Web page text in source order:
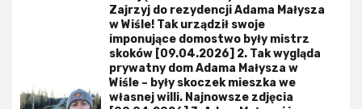
Zajrzyj do rezydencji Adama Małysza
w Wiśle! Tak urządził swoje
imponujące domostwo były mistrz
skoków [09.04.2026] 2. Tak wygląda
prywatny dom Adama Małysza w
Wiśle – były skoczek mieszka we
własnej willi. Najnowsze zdjęcia